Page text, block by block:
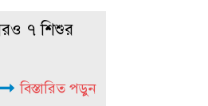
৭ শিশুর
বিস্তারিত পড়ুন